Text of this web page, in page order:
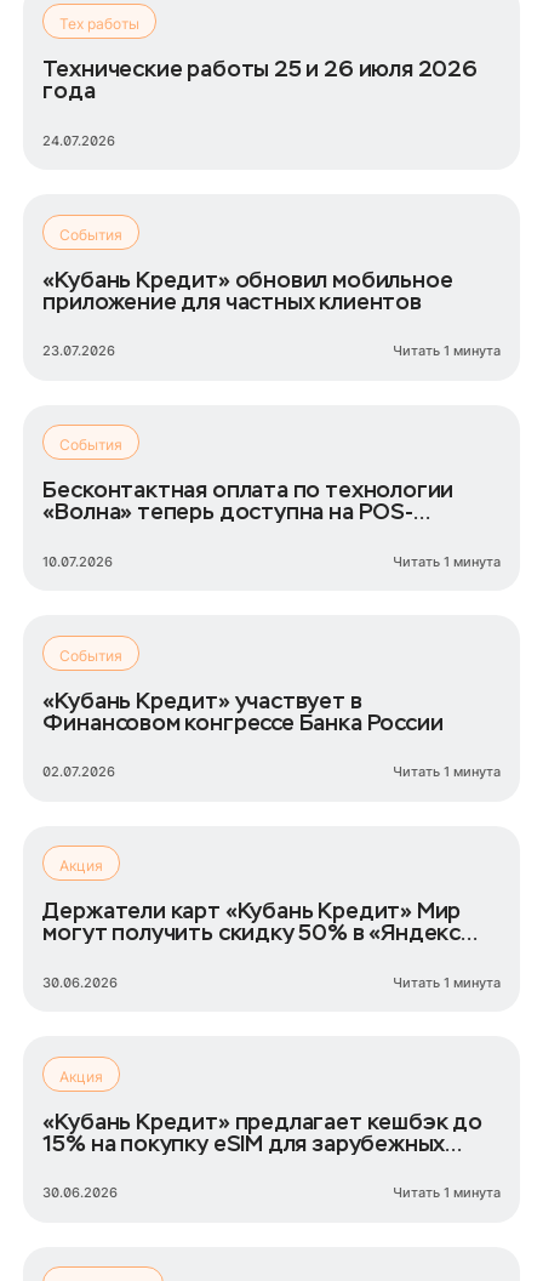
Тех работы
Технические работы 25 и 26 июля 2026
года
24.07.2026
События
«Кубань Кредит» обновил мобильное
приложение для частных клиентов
23.07.2026 Читать 1 минута
События
Бесконтактная оплата по технологии
«Волна» теперь доступна на POS-
10.07.2026 Читать 1 минута
События
«Кубань Кредит» участвует в
Финансовом конгрессе Банка России
02.07.2026 Читать 1 минута
Акция
Держатели карт «Кубань Кредит» Мир
могут получить скидку 50% в «Яндекс
30.06.2026 Читать 1 минута
Акция
«Кубань Кредит» предлагает кешбэк до
15% на покупку eSIM для зарубежных
30.06.2026 Читать 1 минута